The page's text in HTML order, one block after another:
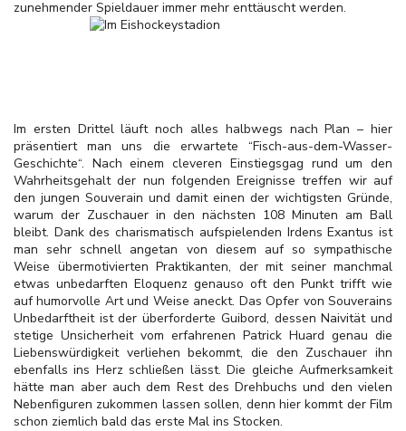
zunehmender Spieldauer immer mehr enttäuscht werden.
Im ersten Drittel läuft noch alles halbwegs nach Plan – hier
präsentiert man uns die erwartete “Fisch-aus-dem-Wasser-
Geschichte“. Nach einem cleveren Einstiegsgag rund um den
Wahrheitsgehalt der nun folgenden Ereignisse treffen wir auf
den jungen Souverain und damit einen der wichtigsten Gründe,
warum der Zuschauer in den nächsten 108 Minuten am Ball
bleibt. Dank des charismatisch aufspielenden Irdens Exantus ist
man sehr schnell angetan von diesem auf so sympathische
Weise übermotivierten Praktikanten, der mit seiner manchmal
etwas unbedarften Eloquenz genauso oft den Punkt trifft wie
auf humorvolle Art und Weise aneckt. Das Opfer von Souverains
Unbedarftheit ist der überforderte Guibord, dessen Naivität und
stetige Unsicherheit vom erfahrenen Patrick Huard genau die
Liebenswürdigkeit verliehen bekommt, die den Zuschauer ihn
ebenfalls ins Herz schließen lässt. Die gleiche Aufmerksamkeit
hätte man aber auch dem Rest des Drehbuchs und den vielen
Nebenfiguren zukommen lassen sollen, denn hier kommt der Film
schon ziemlich bald das erste Mal ins Stocken.